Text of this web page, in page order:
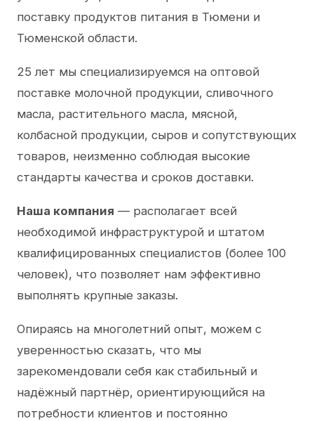
поставку продуктов питания в Тюмени и
Тюменской области.
25 лет мы специализируемся на оптовой
поставке молочной продукции, сливочного
масла, растительного масла, мясной,
колбасной продукции, сыров и сопутствующих
товаров, неизменно соблюдая высокие
стандарты качества и сроков доставки.
Наша компания — располагает всей
необходимой инфраструктурой и штатом
квалифицированных специалистов (более 100
человек), что позволяет нам эффективно
выполнять крупные заказы.
Опираясь на многолетний опыт, можем с
уверенностью сказать, что мы
зарекомендовали себя как стабильный и
надёжный партнёр, ориентирующийся на
потребности клиентов и постоянно